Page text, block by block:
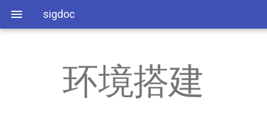
sigdoc
1. Linux Build Code服务器配
AEC
SSD_PADMUX参考说明
系统相关
系统配置
RISCV开发环境使用指南
PM8051使用指南
环境搭建